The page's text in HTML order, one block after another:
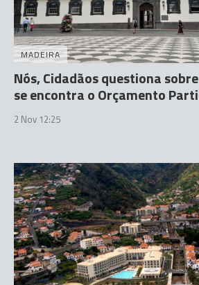
MADEIRA
Nós, Cidadãos questiona
se encontra o Orçamento
2 Nov 12:25